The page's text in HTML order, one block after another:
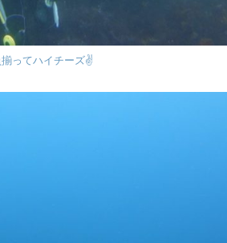
ってハイチーズ✌️